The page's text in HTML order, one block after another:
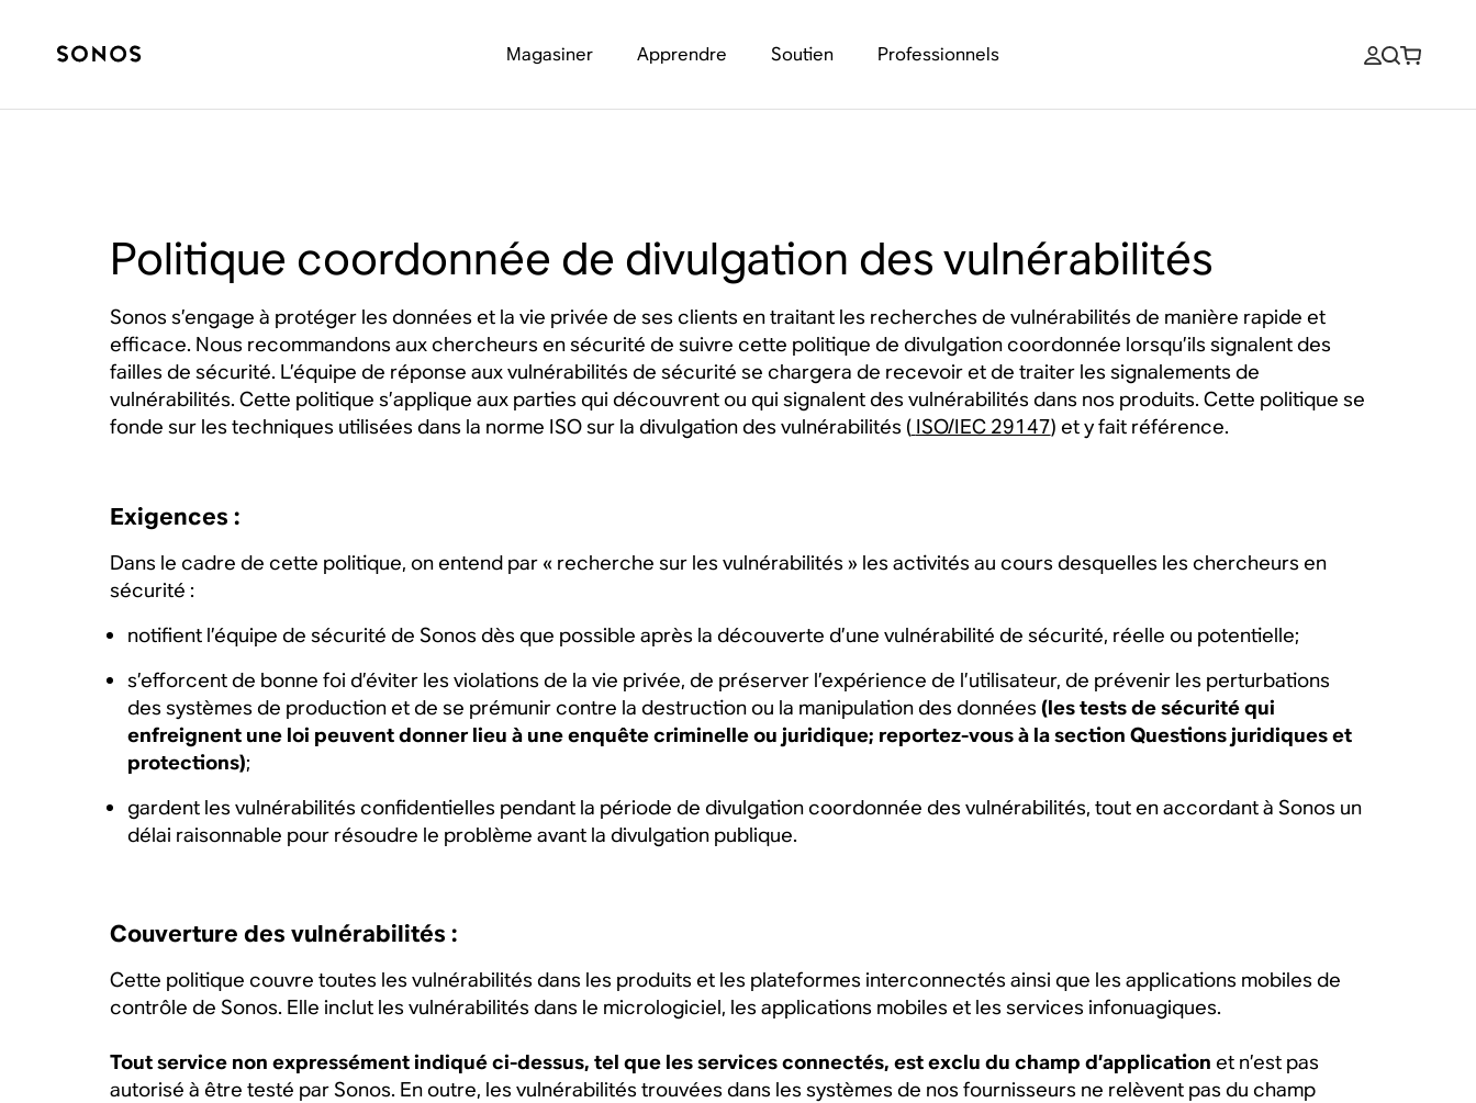
Magasiner Apprendre Soutien Professionnels
Politique coordonnée de divulgation des vulnérabilités
Sonos s’engage à protéger les données et la vie privée de ses clients en traitant les recherches de vulnérabilités de manière rapide et
efficace. Nous recommandons aux chercheurs en sécurité de suivre cette politique de divulgation coordonnée lorsqu’ils signalent des
failles de sécurité. L’équipe de réponse aux vulnérabilités de sécurité se chargera de recevoir et de traiter les signalements de
vulnérabilités. Cette politique s’applique aux parties qui découvrent ou qui signalent des vulnérabilités dans nos produits. Cette politique se
fonde sur les techniques utilisées dans la norme ISO sur la divulgation des vulnérabilités ( ISO/IEC 29147) et y fait référence.
Exigences :
Dans le cadre de cette politique, on entend par « recherche sur les vulnérabilités » les activités au cours desquelles les chercheurs en
sécurité :
notifient l’équipe de sécurité de Sonos dès que possible après la découverte d’une vulnérabilité de sécurité, réelle ou potentielle;
s’efforcent de bonne foi d’éviter les violations de la vie privée, de préserver l’expérience de l’utilisateur, de prévenir les perturbations
des systèmes de production et de se prémunir contre la destruction ou la manipulation des données (les tests de sécurité qui
enfreignent une loi peuvent donner lieu à une enquête criminelle ou juridique; reportez-vous à la section Questions juridiques et
protections);
gardent les vulnérabilités confidentielles pendant la période de divulgation coordonnée des vulnérabilités, tout en accordant à Sonos un
délai raisonnable pour résoudre le problème avant la divulgation publique.
Couverture des vulnérabilités :
Cette politique couvre toutes les vulnérabilités dans les produits et les plateformes interconnectés ainsi que les applications mobiles de
contrôle de Sonos. Elle inclut les vulnérabilités dans le micrologiciel, les applications mobiles et les services infonuagiques.
Tout service non expressément indiqué ci-dessus, tel que les services connectés, est exclu du champ d’application et n’est pas
autorisé à être testé par Sonos. En outre, les vulnérabilités trouvées dans les systèmes de nos fournisseurs ne relèvent pas du champ